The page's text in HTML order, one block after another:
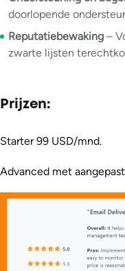
doorlopende
Reputatiebewaking –
zwarte lijsten
Prijzen:
Starter 99 USD/mnd.
Advanced met